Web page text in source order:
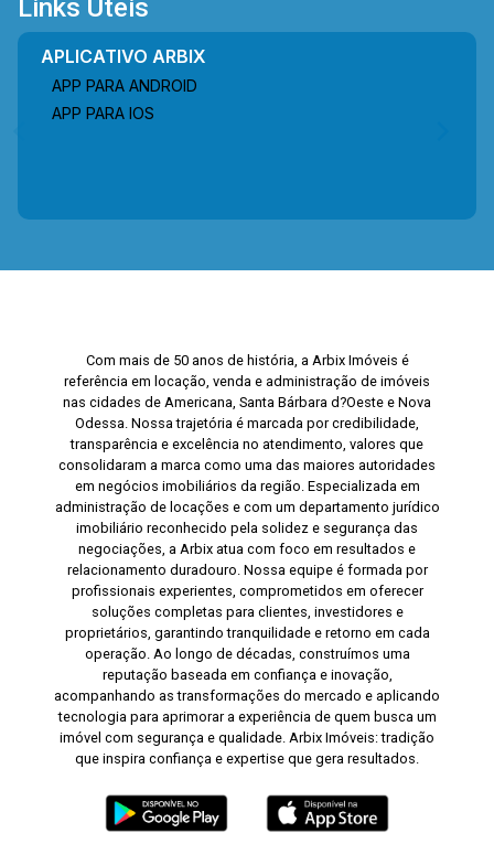
Links Úteis
APLICATIVO ARBIX
APP PARA ANDROID
APP PARA IOS
Com mais de 50 anos de história, a Arbix Imóveis é
referência em locação, venda e administração de imóveis
nas cidades de Americana, Santa Bárbara d?Oeste e Nova
Odessa. Nossa trajetória é marcada por credibilidade,
transparência e excelência no atendimento, valores que
consolidaram a marca como uma das maiores autoridades
em negócios imobiliários da região. Especializada em
administração de locações e com um departamento jurídico
imobiliário reconhecido pela solidez e segurança das
negociações, a Arbix atua com foco em resultados e
relacionamento duradouro. Nossa equipe é formada por
profissionais experientes, comprometidos em oferecer
soluções completas para clientes, investidores e
proprietários, garantindo tranquilidade e retorno em cada
operação. Ao longo de décadas, construímos uma
reputação baseada em confiança e inovação,
acompanhando as transformações do mercado e aplicando
tecnologia para aprimorar a experiência de quem busca um
imóvel com segurança e qualidade. Arbix Imóveis: tradição
que inspira confiança e expertise que gera resultados.